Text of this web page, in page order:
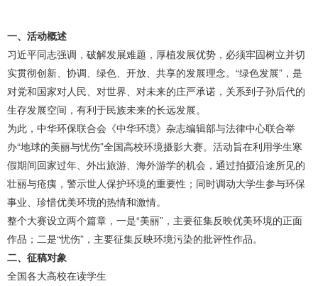
一、活动概述
习近平同志强调，破解发展难题，厚植发展优势，必须牢固树立并切
实贯彻创新、协调、绿色、开放、共享的发展理念。“绿色发展”，是
对党和国家对人民、对世界、对未来的庄严承诺，关系到子孙后代的
生存发展空间，有利于民族未来的长远发展。
为此，中华环保联合会《中华环境》杂志编辑部与法律中心联合举
办“地球的美丽与忧伤”全国高校环境摄影大赛。活动旨在利用学生寒
假期间回家过年、外出旅游、海外游学的机会，通过拍摄沿途所见的
壮丽与疮痍，警示世人保护环境的重要性；同时调动大学生参与环保
事业、珍惜优美环境的热情和激情。
整个大赛设立两个篇章，一是“美丽”，主要征集反映优美环境的正面
作品；二是“忧伤”，主要征集反映环境污染的批评性作品。
二、征稿对象
全国各大高校在读学生